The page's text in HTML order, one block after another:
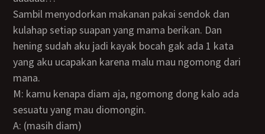
Sambil menyodorkan makanan pakai sendok dan
kulahap setiap suapan yang mama berikan. Dan
hening sudah aku jadi kayak bocah gak ada 1 kata
yang aku ucapakan karena malu mau ngomong dari
mana.
M: kamu kenapa diam aja, ngomong dong kalo ada
sesuatu yang mau diomongin.
A: (masih diam)